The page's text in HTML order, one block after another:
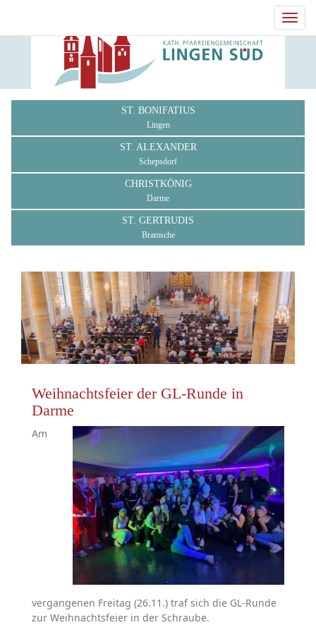
ST. BONIFATIUS
Lingen
ST. ALEXANDER
Schepsdorf
CHRISTKÖNIG
Darme
ST. GERTRUDIS
Bramsche
Weihnachtsfeier der GL-Runde in
Darme
Am
vergangenen Freitag (26.11.) traf sich die GL-Runde
zur Weihnachtsfeier in der Schraube.